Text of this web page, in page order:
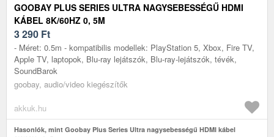
GOOBAY PLUS SERIES ULTRA NAGYSEBESSÉGŰ HDMI
KÁBEL 8K/60HZ 0, 5M
3 290 Ft
- Méret: 0.5m - kompatibilis modellek: PlayStation 5, Xbox, Fire TV,
Apple TV, laptopok, Blu-ray lejátszók, Blu-ray-lejátszók, tévék,
SoundBarok
goobay, audio/video kiegészítők
akkuk.hu
Hasonlók, mint Goobay Plus Series Ultra nagysebességű HDMI kábel